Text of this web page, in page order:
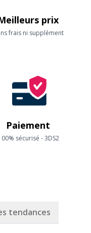
prix
frais ni supplément
Paiement
sécurisé - 3DS2
tendances